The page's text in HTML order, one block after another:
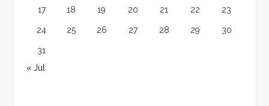
17 18 19 20 21 22 23
24 25 26 27 28 29 30
31
« Jul